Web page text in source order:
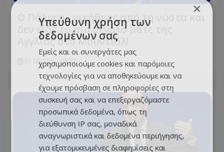
Ο Πάλμερ... νικήθηκε από τη νύστα και
δεν είδε το πιο μεγάλο ματς της
Αγγλίας στο Μουντιάλ!
01.08.2026 - 08:57
×
Υπεύθυνη χρήση των
δεδομένων σας
Εμείς και οι συνεργάτες μας
χρησιμοποιούμε cookies και παρόμοιες
τεχνολογίες για να αποθηκεύουμε και να
έχουμε πρόσβαση σε πληροφορίες στη
συσκευή σας και να επεξεργαζόμαστε
προσωπικά δεδομένα, όπως τη
διεύθυνση IP σας, μοναδικά
αναγνωριστικά και δεδομένα περιήγησης,
για εξατομικευμένες διαφημίσεις και